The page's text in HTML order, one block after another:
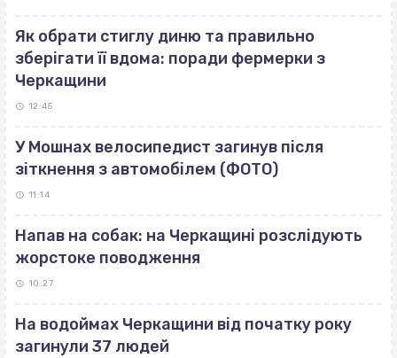
Як обрати стиглу диню та правильно
зберігати її вдома: поради фермерки з
Черкащини
12:45
У Мошнах велосипедист загинув після
зіткнення з автомобілем (ФОТО)
11:14
Напав на собак: на Черкащині розслідують
жорстоке поводження
10:27
На водоймах Черкащини від початку року
загинули 37 людей